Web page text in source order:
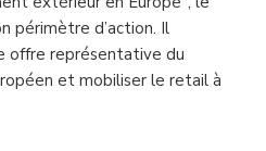
périmètre d’action. Il
offre représentative du
et mobiliser le retail à